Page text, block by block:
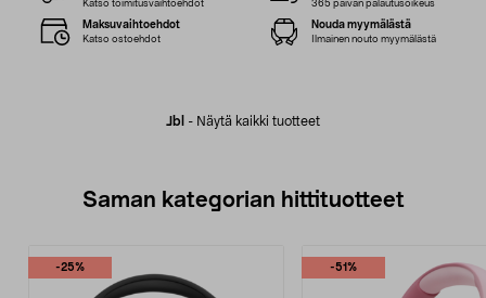
Jbl - Näytä kaikki tuotteet
Katso toimitusvaihtoehdot 365 päivän palautusoikeus
Maksuvaihtoehdot
Katso ostoehdot
Nouda myymälästä
Ilmainen nouto myymälästä
Saman kategorian hittituotteet
-25% -51%